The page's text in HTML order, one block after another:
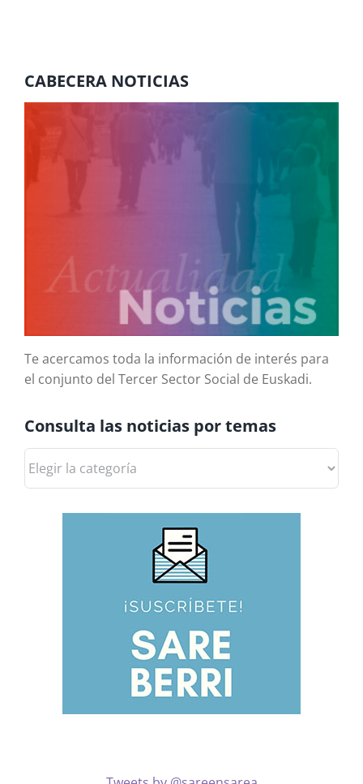
CABECERA NOTICIAS
Te acercamos toda la información de interés para
el conjunto del Tercer Sector Social de Euskadi.
Consulta las noticias por temas
las